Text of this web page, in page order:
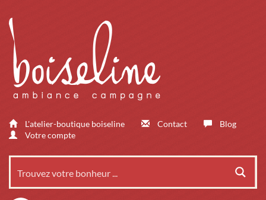
L'atelier-boutique boiseline Contact
Blog
Votre compte